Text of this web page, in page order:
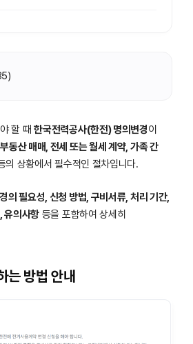
)
할 때한국전력공사(한전) 명의변경이
부동산 매매, 전세 또는 월세 계약, 가족 간
의 상황에서 필수적인 절차입니다.
의 필요성, 신청 방법, 구비서류, 처리 기간,
유의사항 등을 포함하여 상세히
는 방법 안내